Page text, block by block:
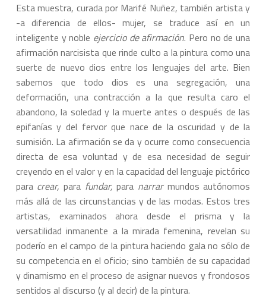
Esta muestra, curada por Marifé Nuñez, también artista y
-a diferencia de ellos- mujer, se traduce así en un
inteligente y noble ejercicio de afirmación. Pero no de una
afirmación narcisista que rinde culto a la pintura como una
suerte de nuevo dios entre los lenguajes del arte. Bien
sabemos que todo dios es una segregación, una
deformación, una contracción a la que resulta caro el
abandono, la soledad y la muerte antes o después de las
epifanías y del fervor que nace de la oscuridad y de la
sumisión. La afirmación se da y ocurre como consecuencia
directa de esa voluntad y de esa necesidad de seguir
creyendo en el valor y en la capacidad del lenguaje pictórico
para crear, para fundar, para narrarmundos autónomos
más allá de las circunstancias y de las modas. Estos tres
artistas, examinados ahora desde el prisma y la
versatilidad inmanente a la mirada femenina, revelan su
poderío en el campo de la pintura haciendo gala no sólo de
su competencia en el oficio; sino también de su capacidad
y dinamismo en el proceso de asignar nuevos y frondosos
sentidos al discurso (y al decir) de la pintura.